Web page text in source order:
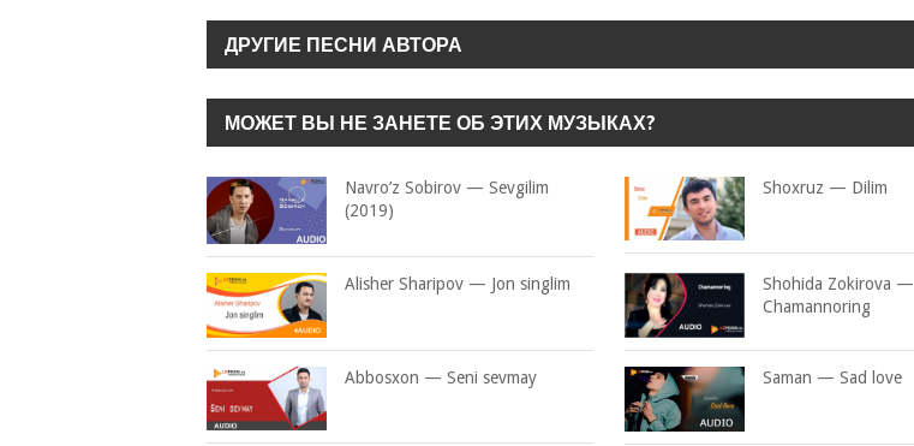
ДРУГИЕ ПЕСНИ АВТОРА
МОЖЕТ ВЫ НЕ ЗАНЕТЕ ОБ ЭТИХ МУЗЫКАХ?
Navro’z Sobirov — Sevgilim
(2019)
Shoxruz — Dilim
Alisher Sharipov — Jon singlim
Shohida Zokirova —
Chamannoring
Abbosxon — Seni sevmay Saman — Sad love